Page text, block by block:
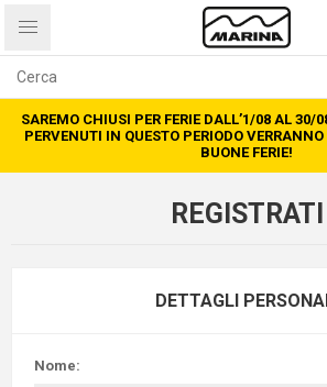
SAREMO CHIUSI PER FERIE DALL’1/08 AL 30/
PERVENUTI IN QUESTO PERIODO
BUONE FERIE!
REGISTRATI
DETTAGLI
Nome: